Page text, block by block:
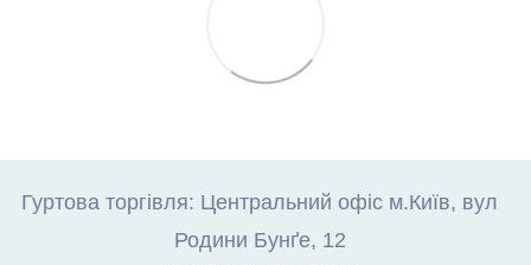
Гуртова торгівля: Центральний офіс м.Київ, вул
Родини Бунґе, 12